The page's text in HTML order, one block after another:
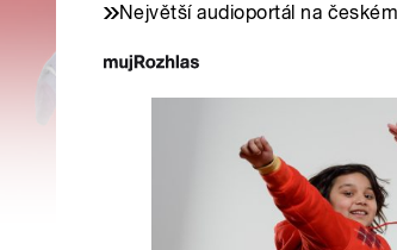
Největší audioportál na